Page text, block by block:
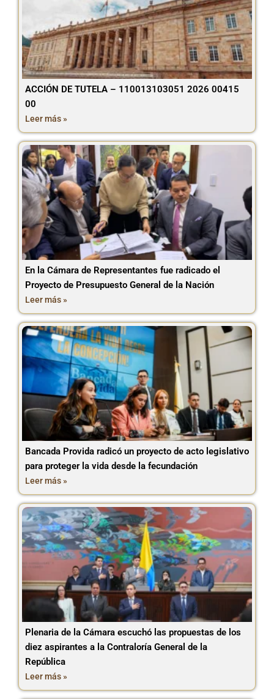
ACCIÓN DE TUTELA – 110013103051 2026 00415
00
Leer más »
En la Cámara de Representantes fue radicado el
Proyecto de Presupuesto General de la Nación
Leer más »
Bancada Provida radicó un proyecto de acto legislativo
para proteger la vida desde la fecundación
Leer más »
Plenaria de la Cámara escuchó las propuestas de los
diez aspirantes a la Contraloría General de la
República
Leer más »